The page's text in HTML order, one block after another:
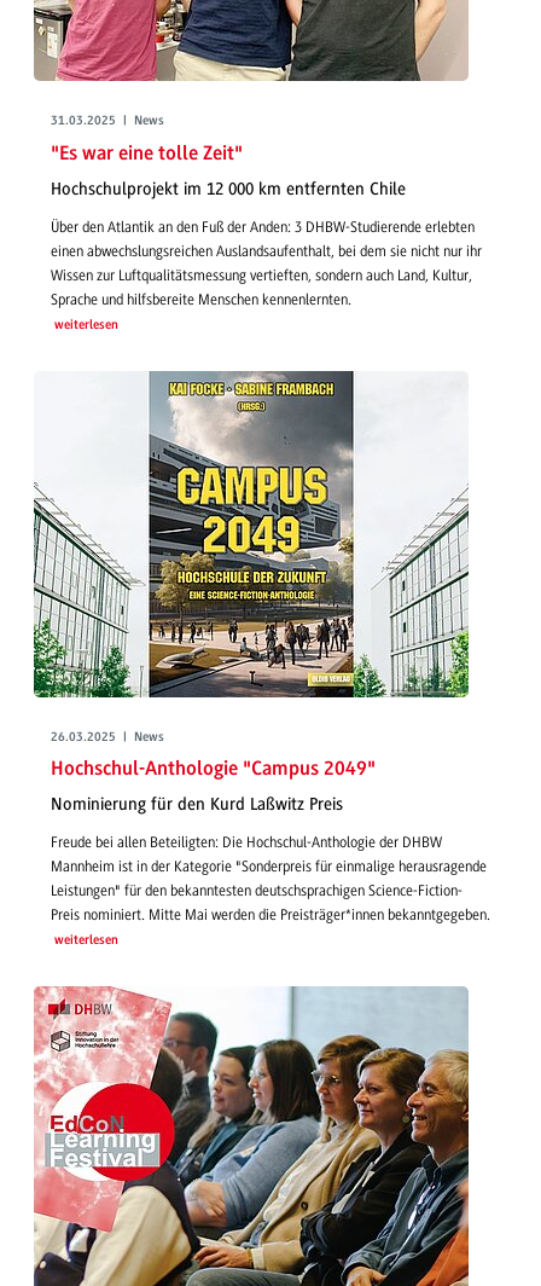
31.03.2025 | News
"Es war eine tolle Zeit"
Hochschulprojekt im 12 000 km entfernten Chile
Über den Atlantik an den Fuß der Anden: 3 DHBW-Studierende erlebten
einen abwechslungsreichen Auslandsaufenthalt, bei dem sie nicht nur ihr
Wissen zur Luftqualitätsmessung vertieften, sondern auch Land, Kultur,
Sprache und hilfsbereite Menschen kennenlernten.
weiterlesen
26.03.2025 | News
Hochschul-Anthologie "Campus 2049"
Nominierung für den Kurd Laßwitz Preis
Freude bei allen Beteiligten: Die Hochschul-Anthologie der DHBW
Mannheim ist in der Kategorie "Sonderpreis für einmalige herausragende
Leistungen" für den bekanntesten deutschsprachigen Science-Fiction-
Preis nominiert. Mitte Mai werden die Preisträger*innen bekanntgegeben.
weiterlesen